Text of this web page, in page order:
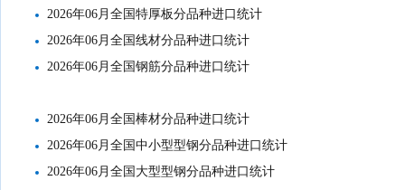
2026年06月全国特厚板分品种进口统计
2026年06月全国线材分品种进口统计
2026年06月全国钢筋分品种进口统计
2026年06月全国棒材分品种进口统计
2026年06月全国中小型型钢分品种进口统计
2026年06月全国大型型钢分品种进口统计